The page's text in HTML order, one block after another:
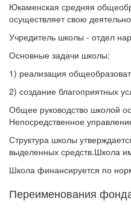
Юкаменская средняя
осуществляет свою
Учредитель школы - отдел
Основные задачи школы:
1) реализация
2) создание благоприятных
Общее руководство школой
Непосредственное
Структура школы
выделенных средств.Школа
Школа финансируется по
Переименования